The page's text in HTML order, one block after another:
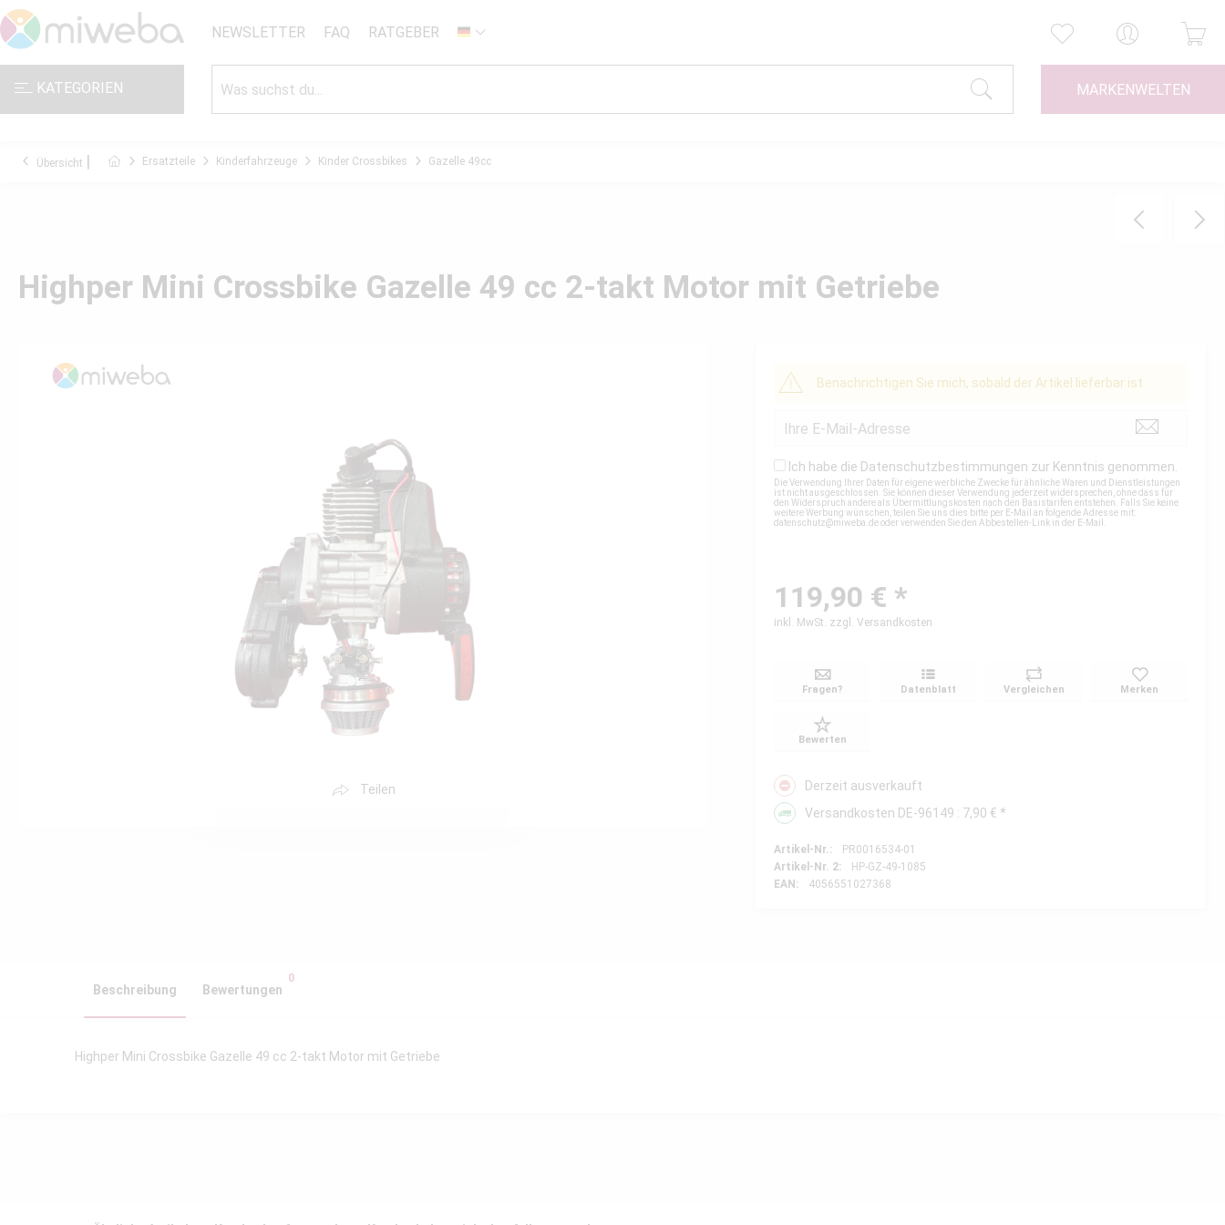
NEWSLETTER FAQ RATGEBER DE
KATEGORIEN MARKENWELTEN
Übersicht Ersatzteile Kinderfahrzeuge Kinder Crossbikes Gazelle 49cc
Highper Mini Crossbike Gazelle 49 cc 2-takt Motor mit Getriebe
Teilen
Benachrichtigen Sie mich, sobald der Artikel lieferbar ist.
Ich habe die Datenschutzbestimmungen zur Kenntnis genommen.
Die Verwendung Ihrer Daten für eigene werbliche Zwecke für ähnliche Waren und Dienstleistungen
ist nicht ausgeschlossen. Sie können dieser Verwendung jederzeit widersprechen, ohne dass für
den Widerspruch andere als Übermittlungskosten nach den Basistarifen entstehen. Falls Sie keine
weitere Werbung wünschen, teilen Sie uns dies bitte per E-Mail an folgende Adresse mit:
datenschutz@miweba.deoder verwenden Sie den Abbestellen-Link in der E-Mail.
119,90 € *
inkl. MwSt. zzgl. Versandkosten
Fragen? Datenblatt Vergleichen Merken
Bewerten
Derzeit ausverkauft
Versandkosten DE-96149 : 7,90 € *
Artikel-Nr.:
PR0016534-01
Artikel-Nr. 2:
HP-GZ-49-1085
EAN:
4056551027368
Beschreibung Bewertungen
0
Highper Mini Crossbike Gazelle 49 cc 2-takt Motor mit Getriebe